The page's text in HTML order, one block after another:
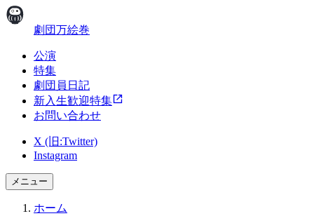
劇団万絵巻
公演
特集
劇団員日記
新入生歓迎特集
お問い合わせ
X (旧:Twitter)
Instagram
メニュー
ホーム